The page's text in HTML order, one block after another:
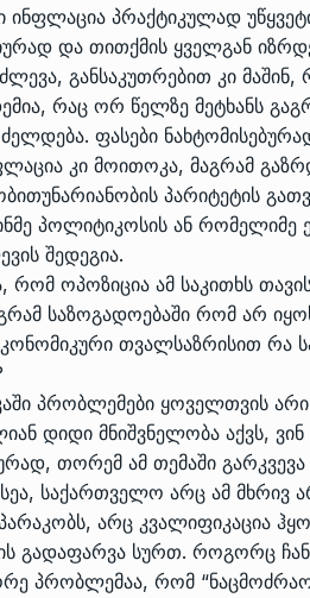
ინფლაცია პრაქტიკულად
და თითქმის ყველგან
განსაკუთრებით კი
რაც ორ წელზე მეტხანს
ფასები
კი მოითოკა, მაგრამ
პარიტეტის
პოლიტიკოსის ან
შედეგია.
რომ ოპოზიცია ამ საკითხს
საზოგადოებაში რომ არ
თვალსაზრისით რა
პრობლემები ყოველთვის
დიდი მნიშვნელობა აქვს,
თორემ ამ თემაში
საქართველო არც ამ
არც კვალიფიკაცია
გადაფარვა სურთ. როგორც
პრობლემაა, რომ